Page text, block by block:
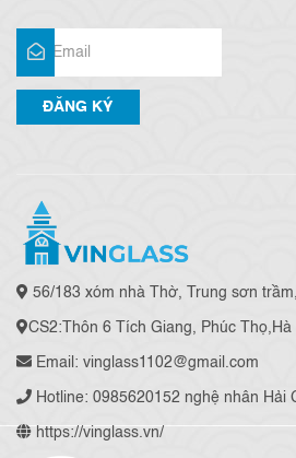
56/183 xóm nhà Thờ, Trung sơn
CS2:Thôn 6 Tích Giang, Phúc Thọ,Hà
Email: vinglass1102@gmail.com
Hotline: 0985620152 nghệ nhân Hải
https://vinglass.vn/